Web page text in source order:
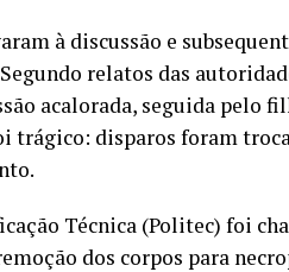
à discussão e
relatos das
acalorada, seguida pelo
trágico: disparos foram
Técnica (Politec) foi
dos corpos para